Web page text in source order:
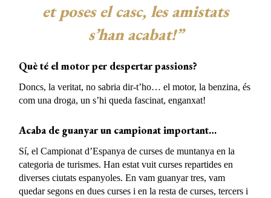
et poses el casc, les amistats
s’han acabat!”
Què té el motor per despertar passions?
Doncs, la veritat, no sabria dir-t’ho… el motor, la benzina, és
com una droga, un s’hi queda fascinat, enganxat!
Acaba de guanyar un campionat important…
Sí, el Campionat d’Espanya de curses de muntanya en la
categoria de turismes. Han estat vuit curses repartides en
diverses ciutats espanyoles. En vam guanyar tres, vam
quedar segons en dues curses i en la resta de curses, tercers i